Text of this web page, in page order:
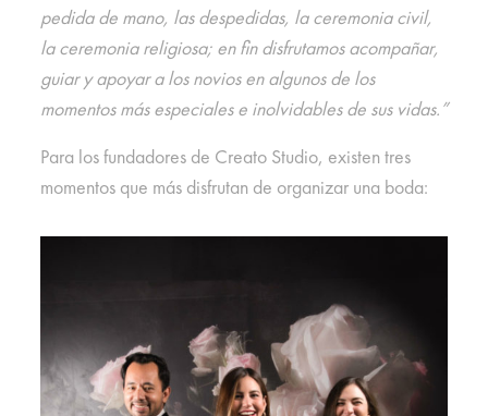
pedida de mano, las despedidas, la ceremonia civil,
la ceremonia religiosa; en fin disfrutamos acompañar,
guiar y apoyar a los novios en algunos de los
momentos más especiales e inolvidables de sus vidas.”
Para los fundadores de Creato Studio, existen tres
momentos que más disfrutan de organizar una boda: